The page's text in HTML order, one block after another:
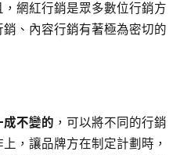
，網紅行銷是眾多數位行銷方
、內容行銷有著極為密切的
不變的 ，可以將不同的行銷
，讓品牌方在制定計劃時，